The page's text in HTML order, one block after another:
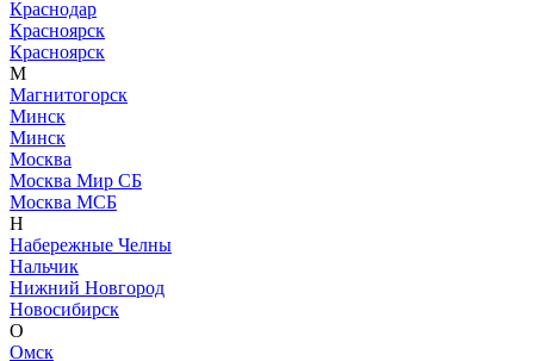
Краснодар
Красноярск
Красноярск
М
Магнитогорск
Минск
Минск
Москва
Москва Мир СБ
Москва МСБ
Н
Набережные Челны
Нальчик
Нижний Новгород
Новосибирск
О
Омск